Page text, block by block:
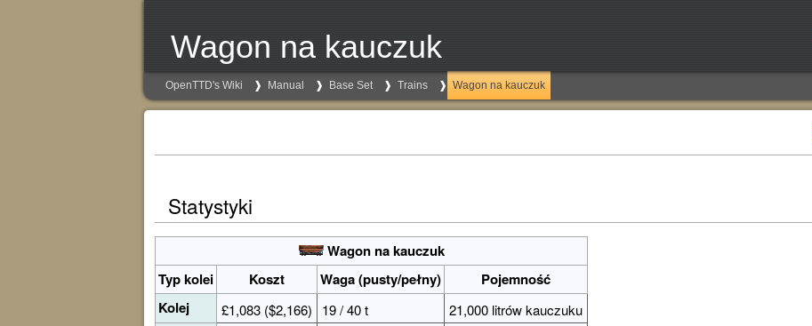
Wagon na kauczuk
OpenTTD's Wiki Manual Base Set Trains Wagon na kauczuk
Statystyki
Wagon na kauczuk
Typ kolei
Koszt Waga (pusty/pełny)
Pojemność
Kolej
£1,083 ($2,166) 19 / 40 t 21,000 litrów kauczuku